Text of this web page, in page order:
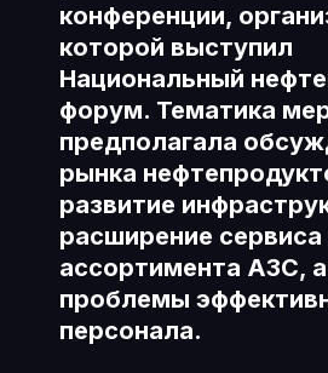
конференции,
которой выступил
Национальный
форум. Тематика
предполагала
рынка
развитие
расширение сервиса
ассортимента АЗС,
проблемы
персонала.